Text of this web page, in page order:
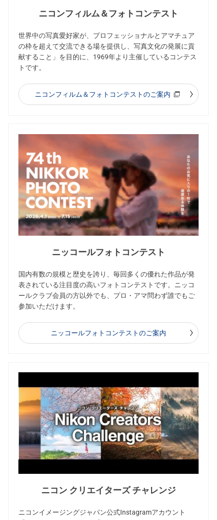
ニコンフィルム＆フォトコンテスト
世界中の写真愛好家が、プロフェッショナルとアマチュア
の枠を超えて交流できる場を提供し、写真文化の発展に貢
献すること」を目的に、1969年より主催しているコンテス
トです。
ニコンフィルム＆フォトコンテストのご案内
ニッコールフォトコンテスト
国内有数の規模と歴史を誇り、毎回多くの優れた作品が発
表されている注目度の高いフォトコンテストです。ニッコ
ールクラブ会員の方以外でも、プロ・アマ問わず誰でもご
参加いただけます。
ニッコールフォトコンテストのご案内
ニコン クリエイターズ チャレンジ
ニコンイメージングジャパン公式Instagramアカウント